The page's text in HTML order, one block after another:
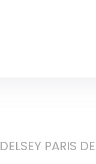
DELSEY PARIS